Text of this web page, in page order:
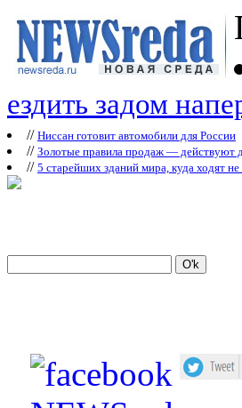
ездить задом
// Ниссан готовит автомобили для России
// Зoлoтые прaвилa продаж — действуют
// 5 старейших зданий мира, куда ходят